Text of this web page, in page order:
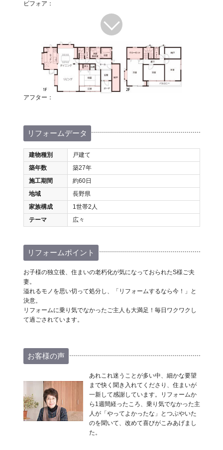
ビフォア：
アフター：
リフォームデータ
建物種別
戸建て
築年数
築27年
施工期間
約60日
地域
長野県
家族構成
1世帯2人
テーマ
広々
リフォームポイント
お子様の独立後、住まいの老朽化が気になっておられたS様ご夫
妻。
溢れるモノを思い切って処分し、「リフォームするなら今！」と
決意。
リフォームに乗り気でなかったご主人も大満足！毎日ワクワクし
て過ごされています。
お客様の声
あれこれ迷うことが多い中、細かな要望
まで快く聞き入れてくださり、住まいが
一新して感謝しています。リフォームか
ら1週間経ったころ、乗り気でなかった主
人が「やってよかったな」とつぶやいた
のを聞いて、改めて喜びがこみあげまし
た。